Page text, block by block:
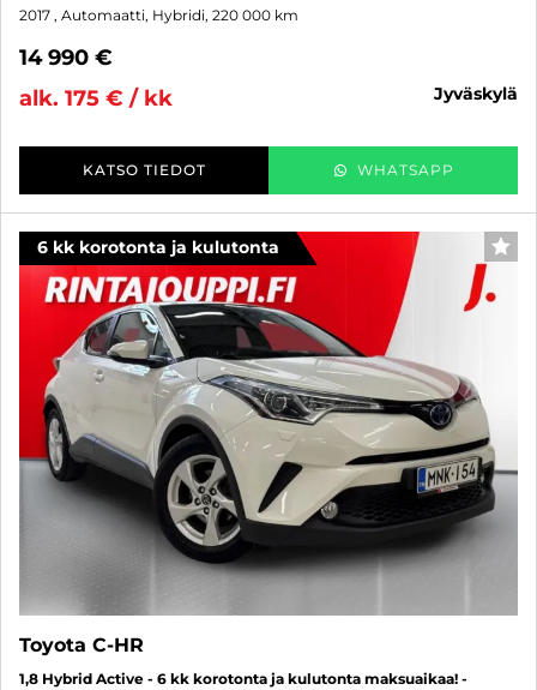
2017 , Automaatti, Hybridi, 220 000 km
14 990 €
alk. 175 € / kk
jyväskylä
KATSO TIEDOT WHATSAPP
6 kk korotonta ja kulutonta
Toyota C-HR
1,8 Hybrid Active - 6 kk korotonta ja kulutonta maksuaikaa! -